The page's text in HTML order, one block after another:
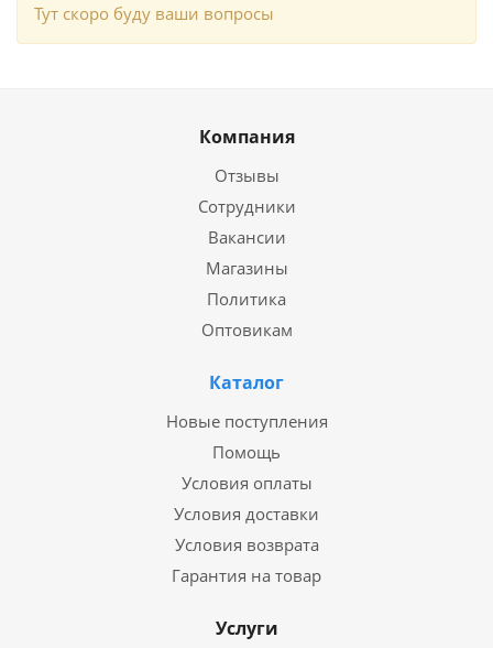
Тут скоро буду ваши вопросы
Компания
Отзывы
Сотрудники
Вакансии
Магазины
Политика
Оптовикам
Каталог
Новые поступления
Помощь
Условия оплаты
Условия доставки
Условия возврата
Гарантия на товар
Услуги